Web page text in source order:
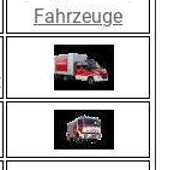
Fahrzeuge